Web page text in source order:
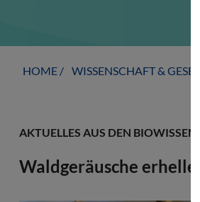
HOME WISSENSCHAFT &
AKTUELLES AUS DEN
Waldgeräusche